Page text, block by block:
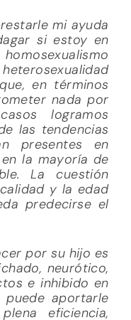
mi ayuda
si estoy en
en términos
nada por
logramos
las tendencias
presentes en
la mayoría de
La cuestión
y la edad
predecirse el
por su hijo es
neurótico,
e inhibido en
puede aportarle
eficiencia,